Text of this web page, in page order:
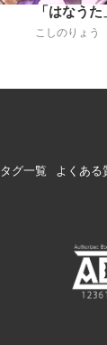
「はなうた
こしのりょう
タグ一覧 よくある